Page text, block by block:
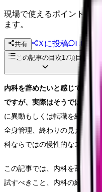
現場で使えるポイントを
ます。
共有 Xに投稿 LINE
この記事の目次17項目
内科を辞めたいと感じている
ですが、実際はそうではありま
に異動もしくは転職を経験し
全身管理、終わりの見えない
科ならではの慢性的なストレ
この記事では、内科を辞めた
試すべきこと、内科の経験が